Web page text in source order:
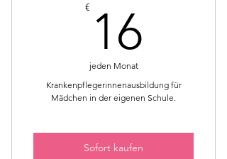
€ 16
jeden Monat
Krankenpflegerinnenausbildung für
Mädchen in der eigenen Schule.
Sofort kaufen